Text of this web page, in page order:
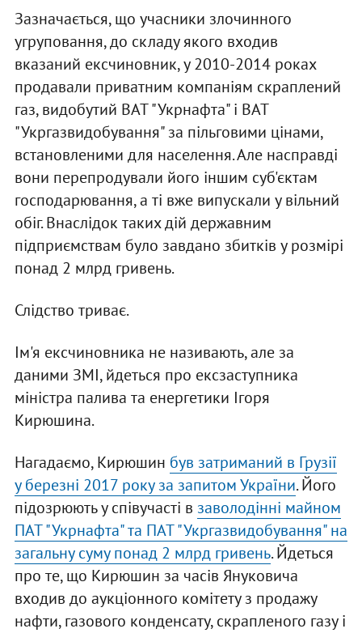
Зазначається, що учасники злочинного
угруповання, до складу якого входив
вказаний ексчиновник, у 2010-2014 роках
продавали приватним компаніям скраплений
газ, видобутий ВАТ "Укрнафта" і ВАТ
"Укргазвидобування" за пільговими цінами,
встановленими для населення. Але насправді
вони перепродували його іншим суб'єктам
господарювання, а ті вже випускали у вільний
обіг. Внаслідок таких дій державним
підприємствам було завдано збитків у розмірі
понад 2 млрд гривень.
Слідство триває.
Ім'я ексчиновника не називають, але за
даними ЗМІ, йдеться про ексзаступника
міністра палива та енергетики Ігоря
Кирюшина.
Нагадаємо, Кирюшин був затриманий в Грузії
у березні 2017 року за запитом України. Його
підозрюють у співучасті в заволодінні майном
ПАТ "Укрнафта" та ПАТ "Укргазвидобування" на
загальну суму понад 2 млрд гривень. Йдеться
про те, що Кирюшин за часів Януковича
входив до аукціонного комітету з продажу
нафти, газового конденсату, скрапленого газу і